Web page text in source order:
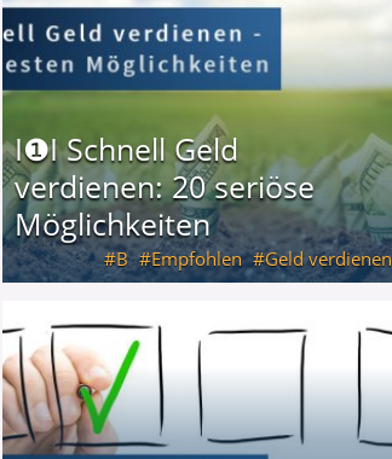
I❶I Schnell Geld
verdienen: 20 seriöse
Möglichkeiten
B Empfohlen Geld verdienen